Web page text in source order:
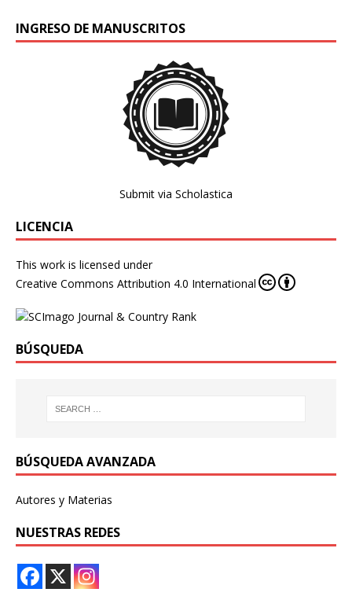
INGRESO DE MANUSCRITOS
Submit via Scholastica
LICENCIA
This work is licensed under
Creative Commons Attribution 4.0 International
BÚSQUEDA
BÚSQUEDA AVANZADA
Autores y Materias
NUESTRAS REDES